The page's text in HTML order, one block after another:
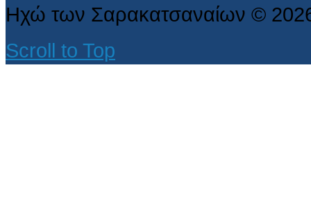
Ηχώ των Σαρακατσαναίων ©
Scroll to Top